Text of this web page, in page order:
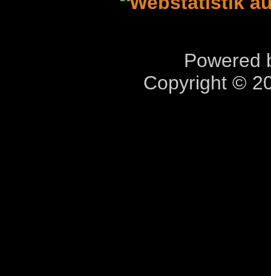
Powered
Copyright ©